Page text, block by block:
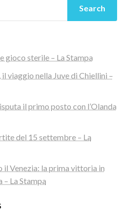
Search
gioco sterile – La Stampa
viaggio nella Juve di Chiellini –
il primo posto con l’Olanda
del 15 settembre – La
Venezia: la prima vittoria in
– La Stampa